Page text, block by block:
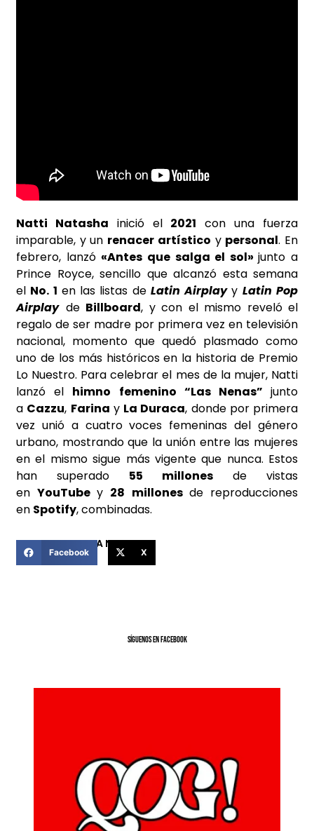
Natti Natasha inició el 2021 con una fuerza
imparable, y un renacer artístico y personal. En
febrero, lanzó «Antes que salga el sol»junto a
Prince Royce, sencillo que alcanzó esta semana
el No. 1 en las listas de Latin Airplayy Latin Pop
Airplay de Billboard, y con el mismo reveló el
regalo de ser madre por primera vez en televisión
nacional, momento que quedó plasmado como
uno de los más históricos en la historia de Premio
Lo Nuestro. Para celebrar el mes de la mujer, Natti
lanzó el himno femenino “Las Nenas”junto
a Cazzu, Farina y La Duraca, donde por primera
vez unió a cuatro voces femeninas del género
urbano, mostrando que la unión entre las mujeres
en el mismo sigue más vigente que nunca. Estos
han superado 55 millones de vistas
en YouTubey 28 millonesde reproducciones
en Spotify, combinadas.
COMPARTIR ESTA NOTICIA
Facebook X
SíGUENOS EN FACEBOOK